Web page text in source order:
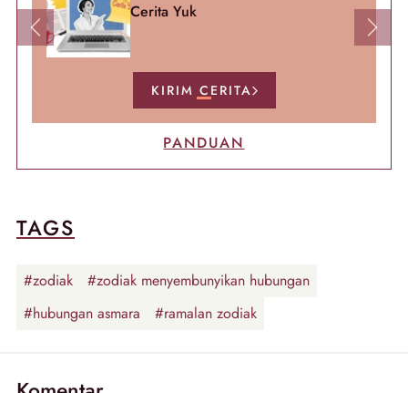
Cerita Yuk
KIRIM CERITA
Previous Next
PANDUAN
TAGS
#zodiak
#zodiak menyembunyikan hubungan
#hubungan asmara
#ramalan zodiak